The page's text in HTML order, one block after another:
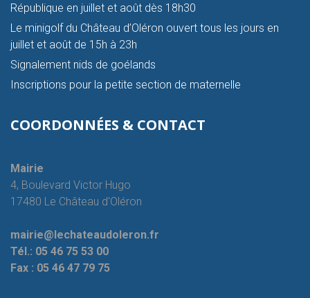
République en juillet et août dès 18h30
Le minigolf du Château d’Oléron ouvert tous les jours en
juillet et août de 15h à 23h
Signalement nids de goélands
Inscriptions pour la petite section de maternelle
COORDONNÉES & CONTACT
Mairie
4, Boulevard Victor Hugo
17480 Le Château d'Oléron
mairie@lechateaudoleron.fr
Tél.: 05 46 75 53 00
Fax : 05 46 47 79 75